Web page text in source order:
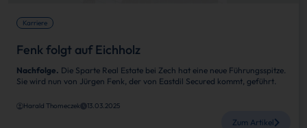
Karriere
Fenk folgt auf Eichholz
Nachfolge. Die Sparte Real Estate bei Zech hat eine neue Führungsspitze.
Sie wird nun von Jürgen Fenk, der von Eastdil Secured kommt, geführt.
Harald Thomeczek 13.03.2025
Zum Artikel